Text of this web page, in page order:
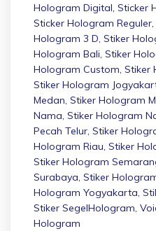
Hologram Digital, Sticker
Sticker Hologram Reguler,
Hologram 3 D, Stiker
Hologram Bali, Stiker
Hologram Custom, Stiker
Stiker Hologram
Medan, Stiker Hologram
Nama, Stiker Hologram
Pecah Telur, Stiker
Hologram Riau, Stiker
Stiker Hologram
Surabaya, Stiker
Hologram Yogyakarta,
Stiker SegelHologram,
Hologram